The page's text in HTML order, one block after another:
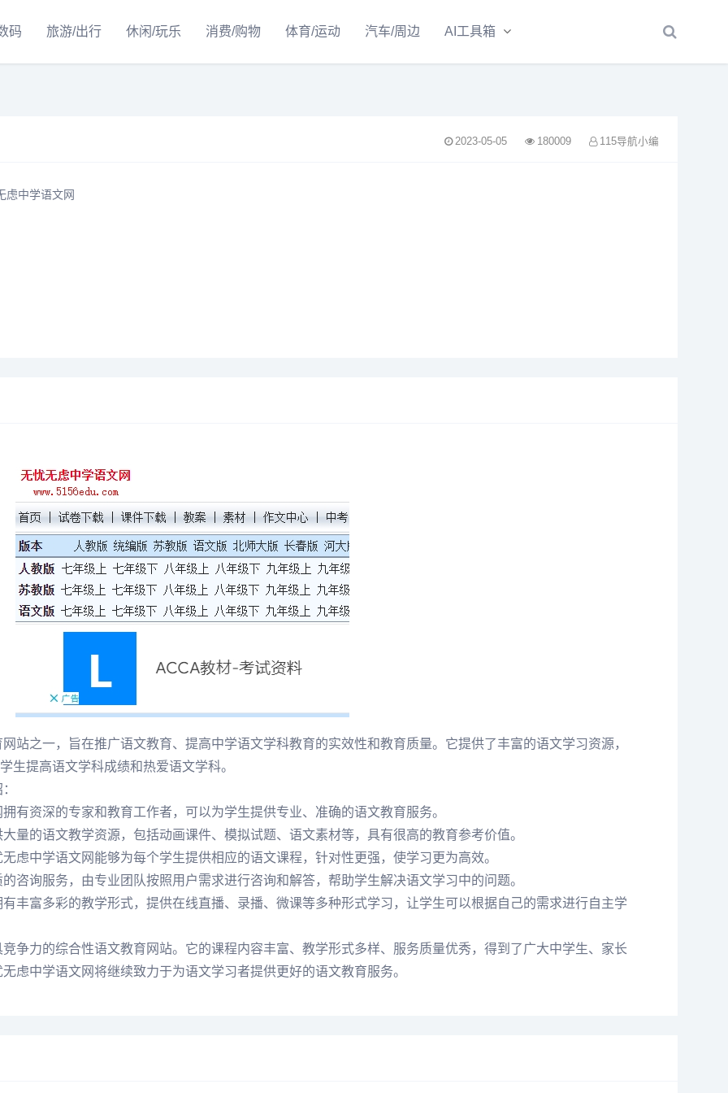
码 旅游/出行 休闲/玩乐 消费/购物 体育/运动 汽车/周边 AI工具箱
2023-05-05 180009 115导航小编
虑中学语文网
站之一，旨在推广语文教育、提高中学语文学科教育的实效性和教育质量。它提供了丰富的语文学习资源，
生提高语文学科成绩和热爱语文学科。
有资深的专家和教育工作者，可以为学生提供专业、准确的语文教育服务。
量的语文教学资源，包括动画课件、模拟试题、语文素材等，具有很高的教育参考价值。
虑中学语文网能够为每个学生提供相应的语文课程，针对性更强，使学习更为高效。
咨询服务，由专业团队按照用户需求进行咨询和解答，帮助学生解决语文学习中的问题。
丰富多彩的教学形式，提供在线直播、录播、微课等多种形式学习，让学生可以根据自己的需求进行自主学
争力的综合性语文教育网站。它的课程内容丰富、教学形式多样、服务质量优秀，得到了广大中学生、家长
虑中学语文网将继续致力于为语文学习者提供更好的语文教育服务。